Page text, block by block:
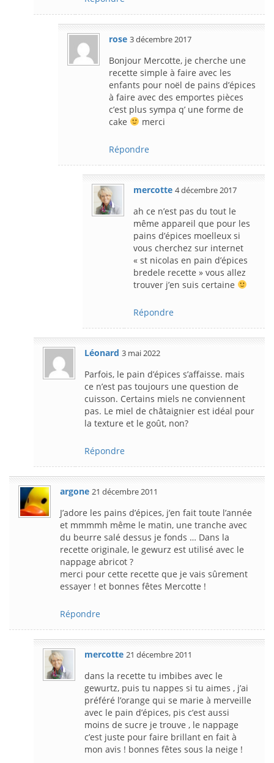
rose 3 décembre 2017
Bonjour Mercotte, je cherche une
recette simple à faire avec les
enfants pour noël de pains d’épices
à faire avec des emportes pièces
c’est plus sympa q’ une forme de
cake
merci
Répondre
mercotte 4 décembre 2017
ah ce n’est pas du tout le
même appareil que pour les
pains d’épices moelleux si
vous cherchez sur internet
« st nicolas en pain d’épices
bredele recette » vous allez
trouver j’en suis certaine
Répondre
Léonard 3 mai 2022
Parfois, le pain d’épices s’affaisse. mais
ce n’est pas toujours une question de
cuisson. Certains miels ne conviennent
pas. Le miel de châtaignier est idéal pour
la texture et le goût, non?
Répondre
argone 21 décembre 2011
J’adore les pains d’épices, j’en fait toute l’année
et mmmmh même le matin, une tranche avec
du beurre salé dessus je fonds … Dans la
recette originale, le gewurz est utilisé avec le
nappage abricot ?
merci pour cette recette que je vais sûrement
essayer ! et bonnes fêtes Mercotte !
Répondre
mercotte 21 décembre 2011
dans la recette tu imbibes avec le
gewurtz, puis tu nappes si tu aimes , j’ai
préféré l’orange qui se marie à merveille
avec le pain d’épices, pis c’est aussi
moins de sucre je trouve , le nappage
c’est juste pour faire brillant en fait à
mon avis ! bonnes fêtes sous la neige !